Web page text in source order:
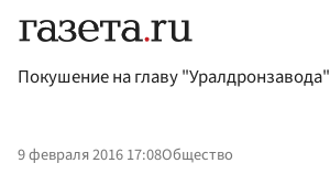
Покушение на главу "Уралдронзавода"
9 февраля 2016 17:08Общество